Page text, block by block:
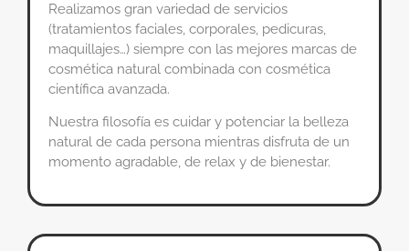
Realizamos gran variedad de servicios
(tratamientos faciales, corporales, pedicuras,
maquillajes…) siempre con las mejores marcas de
cosmética natural combinada con cosmética
científica avanzada.
Nuestra filosofía es cuidar y potenciar la belleza
natural de cada persona mientras disfruta de un
momento agradable, de relax y de bienestar.